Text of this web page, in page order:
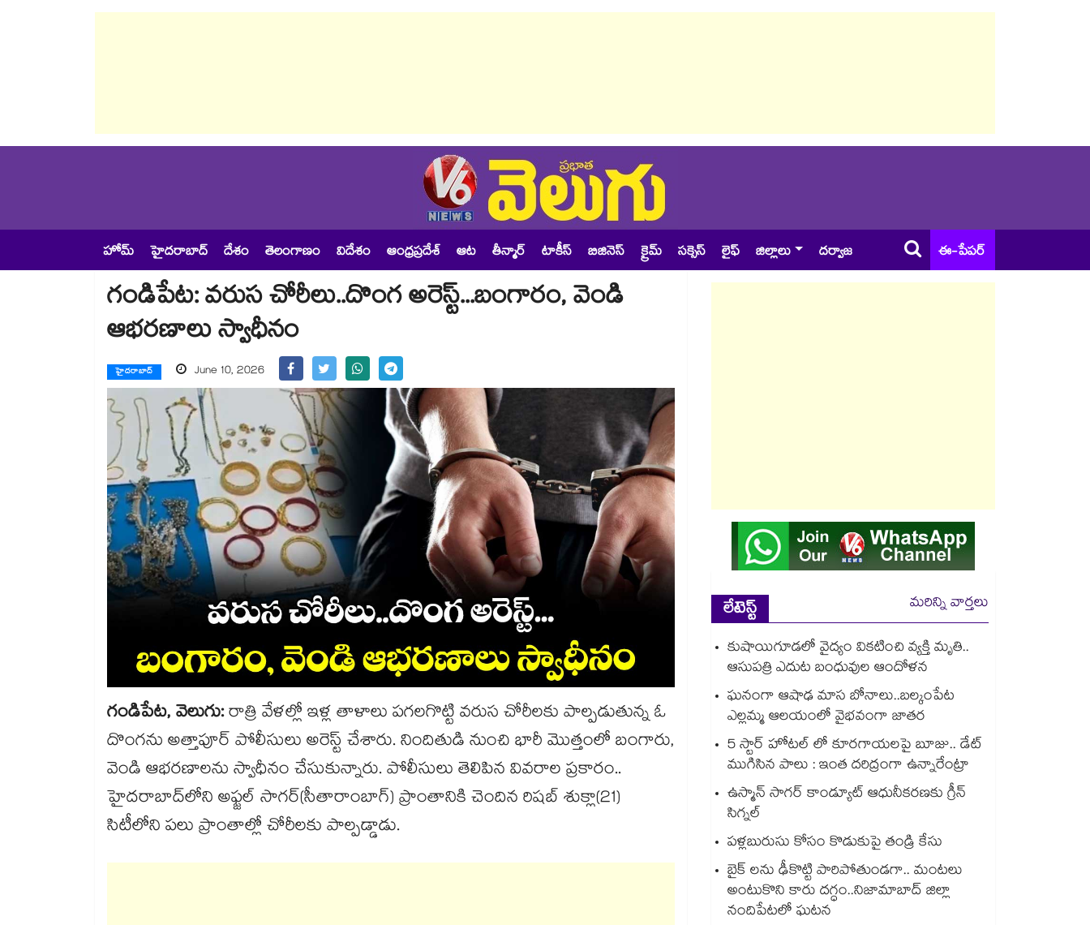
హోమ్ హైదరాబాద్ దేశం తెలంగాణం విదేశం ఆంధ్రప్రదేశ్ ఆట తీన్మార్ టాకీస్ బిజినెస్ క్రైమ్ సక్సెస్ లైఫ్ జిల్లాలు దర్వాజ ఈ-పేపర్
గండిపేట: వరుస చోరీలు..దొంగ అరెస్ట్...బంగారం, వెండి
ఆభరణాలు స్వాధీనం
హైదరాబాద్ June 10, 2026
గండిపేట, వెలుగు:రాత్రి వేళల్లో ఇళ్ల తాళాలు పగలగొట్టి వరుస చోరీలకు పాల్పడుతున్న ఓ
దొంగను అత్తాపూర్ పోలీసులు అరెస్ట్ చేశారు. నిందితుడి నుంచి భారీ మొత్తంలో బంగారు,
వెండి ఆభరణాలను స్వాధీనం చేసుకున్నారు. పోలీసులు తెలిపిన వివరాల ప్రకారం..
హైదరాబాద్​లోని అఫ్జల్ సాగర్(సీతారాంబాగ్) ప్రాంతానికి చెందిన రిషబ్ శుక్లా(21)
సిటీలోని పలు ప్రాంతాల్లో చోరీలకు పాల్పడ్డాడు.
లేటెస్ట్
మరిన్ని వార్తలు
కుషాయిగూడలో వైద్యం వికటించి వ్యక్తి మృతి..
ఆసుపత్రి ఎదుట బంధువుల ఆందోళన
ఘనంగా ఆషాఢ మాస బోనాలు..బల్కంపేట
ఎల్లమ్మ ఆలయంలో వైభవంగా జాతర
5 స్టార్ హోటల్ లో కూరగాయలపై బూజు.. డేట్
ముగిసిన పాలు : ఇంత దరిద్రంగా ఉన్నారేంట్రా
ఉస్మాన్ సాగర్ కాండ్యూట్ ఆధునీకరణకు గ్రీన్
సిగ్నల్
పళ్లబురుసు కోసం కొడుకుపై తండ్రి కేసు
బైక్ లను ఢీకొట్టి పారిపోతుండగా.. మంటలు
అంటుకొని కారు దగ్ధం..నిజామాబాద్ జిల్లా
నందిపేటలో ఘటన